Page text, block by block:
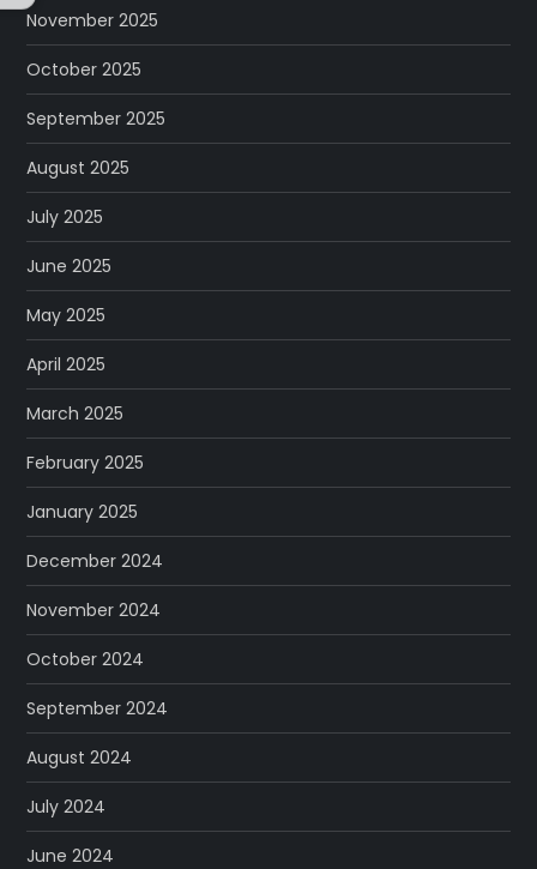
November 2025
October 2025
September 2025
August 2025
July 2025
June 2025
May 2025
April 2025
March 2025
February 2025
January 2025
December 2024
November 2024
October 2024
September 2024
August 2024
July 2024
June 2024